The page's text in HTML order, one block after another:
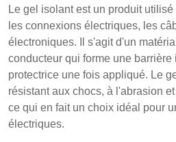
Le gel isolant est un produit
les connexions électriques, les
électroniques. Il s'agit d'un
conducteur qui forme une barrière
protectrice une fois appliqué. Le
résistant aux chocs, à l'abrasion
ce qui en fait un choix idéal pour
électriques.